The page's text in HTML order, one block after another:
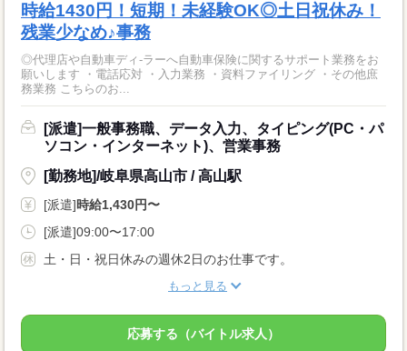
時給1430円！短期！未経験OK◎土日祝休み！
残業少なめ♪事務
◎代理店や自動車ディ-ラーへ自動車保険に関するサポート業務をお
願いします ・電話応対 ・入力業務 ・資料ファイリング ・その他庶
務業務 こちらのお...
[派遣]一般事務職、データ入力、タイピング(PC・パ
ソコン・インターネット)、営業事務
[勤務地]/岐阜県高山市 / 高山駅
[派遣]時給1,430円〜
[派遣]09:00〜17:00
土・日・祝日休みの週休2日のお仕事です。
もっと見る
応募する（バイトル求人）